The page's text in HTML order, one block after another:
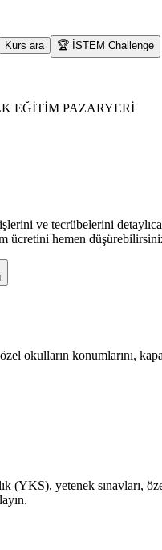
Kurs ara
🏆 İSTEM Challenge
EĞİTİM PAZARYERİ
ve tecrübelerini
ücretini hemen
okulların konumlarını,
(YKS), yetenek sınavları,